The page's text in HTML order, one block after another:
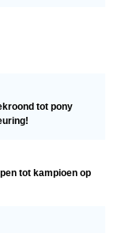
tot pony
tot kampioen op